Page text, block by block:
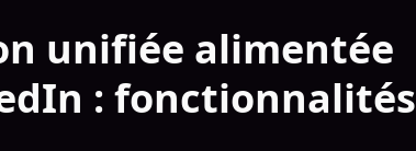
unifiée alimentée
: fonctionnalités